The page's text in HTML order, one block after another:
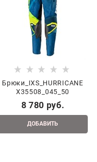
Брюки_IXS_HURRICANE
X35508_045_50
8 780 руб.
ДОБАВИТЬ